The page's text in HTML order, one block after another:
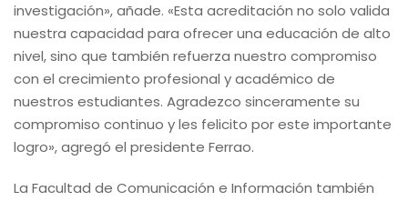
investigación», añade. «Esta acreditación no solo valida
nuestra capacidad para ofrecer una educación de alto
nivel, sino que también refuerza nuestro compromiso
con el crecimiento profesional y académico de
nuestros estudiantes. Agradezco sinceramente su
compromiso continuo y les felicito por este importante
logro», agregó el presidente Ferrao.
La Facultad de Comunicación e Información también